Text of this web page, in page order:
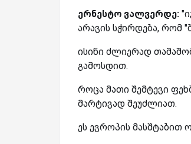
ერნესტო ვალვერდე:
არავის სჭირდება, რომ
ისინი ძლიერად
გამოსდით.
როცა მათი შემტევი
მარტივად შეუძლიათ.
ეს ევროპის მასშტაბით